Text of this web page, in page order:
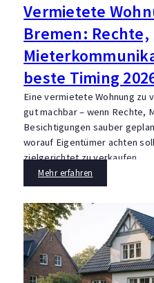
Vermietete
Bremen: Rechte,
beste Timing
Eine vermietete Wohnung zu
gut machbar – wenn Rechte,
Besichtigungen sauber
worauf Eigentümer achten
zielgerichtet zu verkaufen.
Mehr erfahren